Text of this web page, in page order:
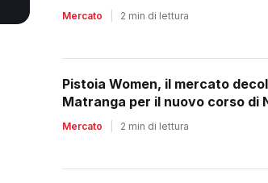
Mercato 2 min di lettura
Pistoia Women, il mercato
Matranga per il nuovo corso di
Mercato 2 min di lettura